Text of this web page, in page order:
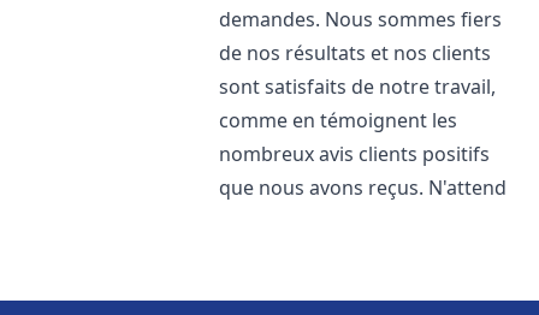
demandes. Nous sommes fiers
de nos résultats et nos clients
sont satisfaits de notre travail,
comme en témoignent les
nombreux avis clients positifs
que nous avons reçus. N'attend